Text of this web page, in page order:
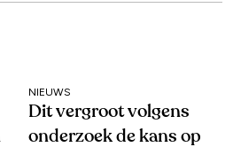
NIEUWS
Dit vergroot volgens
onderzoek de kans op